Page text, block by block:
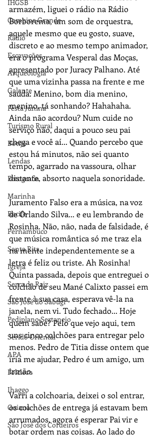
IHGSB
Campina Grande
Rádio
Escavações
Arqueologia
Galante
Festa Junina
Turismo Rural
Botija
Lendas
Fotografia
Marinha
Recife
Pernambuco
Santa Rita
Igreja
Serra da Raiz
São José do Sabugí
Pediplano Sertanejo
Seridó Oriental
APA
Folclore
Ihaggo
Goiana
São José dos Cordeiros
armazém, liguei o rádio na Rádio
Borborema, um som de orquestra,
aquele mesmo que eu gosto, suave,
discreto e ao mesmo tempo animador,
era o programa Vesperal das Moças,
apresentado por Juracy Palhano. Até
que uma vizinha passa na frente e me
saúda: Menino, bom dia menino,
menino, tá sonhando? Hahahaha.
Ainda não acordou? Num cuide no
serviço não, daqui a pouco seu pai
chega e você aí... Quando percebo que
estou há minutos, não sei quanto
tempo, agarrado na vassoura, olhar
distante, absorto naquela sonoridade.
Juramento Falso era a música, na voz
de Orlando Silva... e eu lembrando de
Rosinha. Não, não, nada de falsidade, é
que música romântica só me traz ela
na mente independentemente se a
letra é feliz ou triste. Ah Rosinha!
Quinta passada, depois que entreguei o
colchão de seu Mané Calixto passei em
frente à sua casa, esperava vê-la na
janela, nem vi. Tudo fechado... Hoje
quem sabe? Pelo que vejo aqui, tem
uns cinco colchões para entregar pelo
menos. Pedro de Titia disse ontem que
iria me ajudar, Pedro é um amigo, um
irmão.
Varri a colchoaria, deixei o sol entrar,
os colchões de entrega já estavam bem
arrumados, agora é esperar Pai vir e
botar ordem nas coisas. Ao lado do